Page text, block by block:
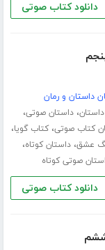
دانلود کتاب صوتی
داستان و رمان
،داستان صوتی،
کتاب صوتی،کتاب گویا،
عشق،داستان کوتاه،
صوتی کوتاه
دانلود کتاب صوتی